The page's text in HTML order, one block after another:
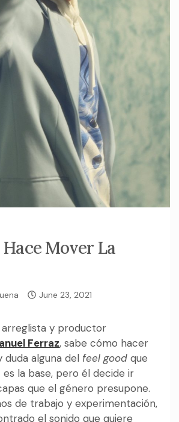
Hace Mover La
June 23, 2021
y productor
Ferraz, sabe cómo hacer
duda alguna del feel good que
es la base, pero él decide ir
que el género presupone.
de trabajo y experimentación,
el sonido que quiere